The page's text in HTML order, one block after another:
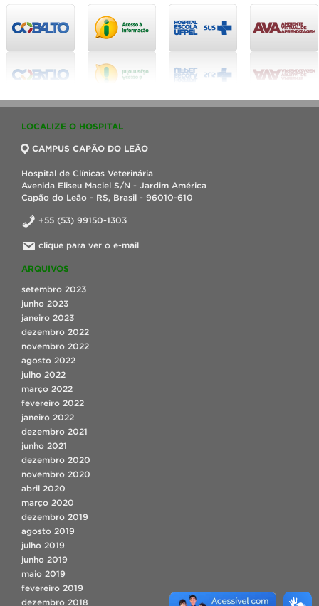
LOCALIZE O HOSPITAL
CAMPUS CAPÃO DO LEÃO
Hospital de Clínicas Veterinária
Avenida Eliseu Maciel S/N - Jardim América
Capão do Leão - RS, Brasil - 96010-610
+55 (53) 99150-1303
clique para ver o e-mail
ARQUIVOS
setembro 2023
junho 2023
janeiro 2023
dezembro 2022
novembro 2022
agosto 2022
julho 2022
março 2022
fevereiro 2022
janeiro 2022
dezembro 2021
junho 2021
dezembro 2020
novembro 2020
abril 2020
março 2020
dezembro 2019
agosto 2019
julho 2019
junho 2019
maio 2019
fevereiro 2019
dezembro 2018